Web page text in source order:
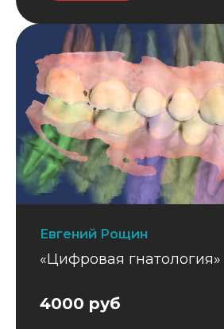
Евгений Рощин
«Цифровая гнатология»
4000 руб